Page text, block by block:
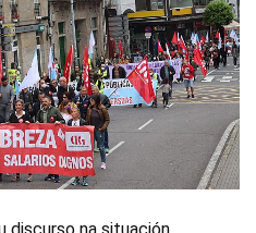
discurso na situación